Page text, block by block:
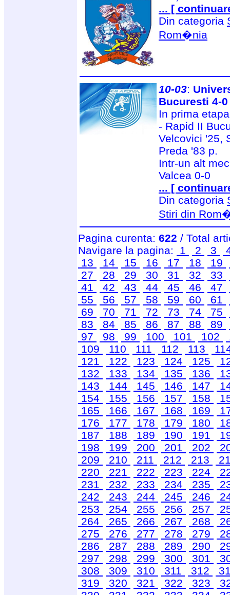
... [
Din categoria
Rom�nia
10-03:
Bucuresti 4-0
In prima
- Rapid II
Velcovici '25,
Preda '83 p.
Intr-un alt
Valcea 0-0
... [
Din categoria
Stiri din
Pagina curenta: 622 / Total
Navigare la pagina:
1 2 3
13
14 15 16 17 18 19
27
28 29 30 31 32 33
41
42 43 44 45 46 47
55
56 57 58 59 60 61
69
70 71 72 73 74 75
83
84 85 86 87 88 89
97
98 99 100 101 102
109
110 111 112 113
121
122 123 124 125
132
133 134 135 136
143
144 145 146 147
154
155 156 157 158
165
166 167 168 169
176
177 178 179 180
187
188 189 190 191
198
199 200 201 202
209
210 211 212 213
220
221 222 223 224
231
232 233 234 235
242
243 244 245 246
253
254 255 256 257
264
265 266 267 268
275
276 277 278 279
286
287 288 289 290
297
298 299 300 301
308
309 310 311 312
319
320 321 322 323